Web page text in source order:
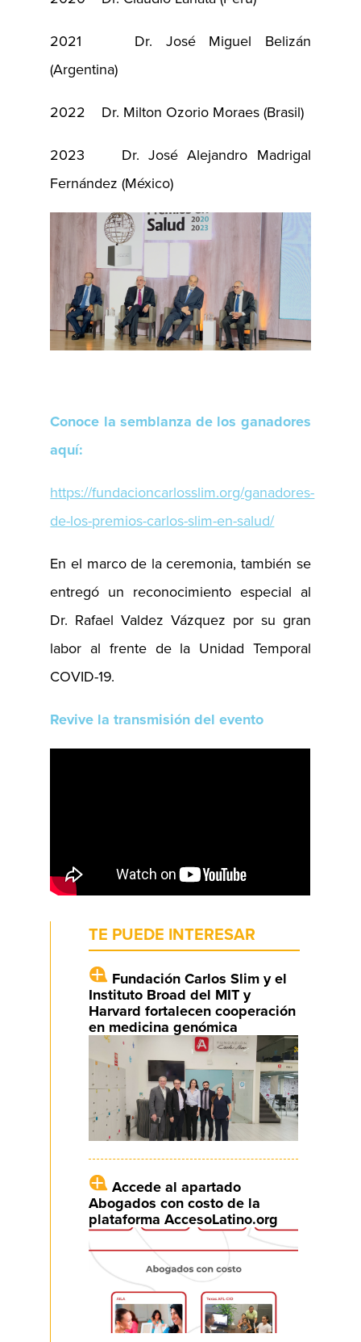
2021 Dr. José Miguel Belizán
(Argentina)
2022 Dr. Milton Ozorio Moraes (Brasil)
2023 Dr. José Alejandro Madrigal
Fernández (México)
Conoce la semblanza de los ganadores
aquí:
https://fundacioncarlosslim.org/ganadores-
de-los-premios-carlos-slim-en-salud/
En el marco de la ceremonia, también se
entregó un reconocimiento especial al
Dr. Rafael Valdez Vázquez por su gran
labor al frente de la Unidad Temporal
COVID-19.
Revive la transmisión del evento
TE PUEDE INTERESAR
Fundación Carlos Slim y el
Instituto Broad del MIT y
Harvard fortalecen cooperación
en medicina genómica
Accede al apartado
Abogados con costo de la
plataforma AccesoLatino.org